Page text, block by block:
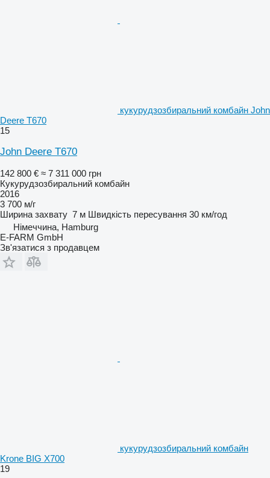
кукурудзозбиральний комбайн John
Deere T670
15
John Deere T670
142 800 € ≈ 7 311 000 грн
Кукурудзозбиральний комбайн
2016
3 700 м/г
Ширина захвату 7 м Швидкість пересування 30 км/год
Німеччина, Hamburg
E-FARM GmbH
Зв'язатися з продавцем
кукурудзозбиральний комбайн
Krone BIG X700
19